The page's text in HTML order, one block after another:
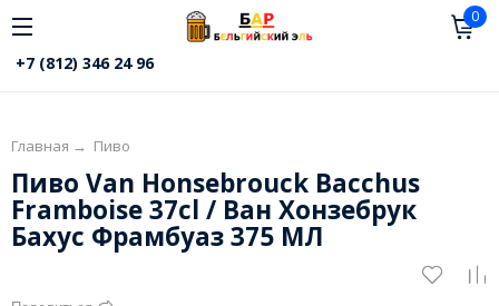
0
+7 (812) 346 24 96
Главная → Пиво
Пиво Van Honsebrouck Bacchus
Framboise 37cl / Ван Хонзебрук
Бахус Фрамбуаз 375 МЛ